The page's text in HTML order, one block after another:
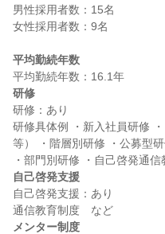
男性採用者数：15名
女性採用者数：9名
平均勤続年数
研修
研修：あり
研修具体例 ・新入社員研修
等） ・階層別研修 ・公募型
自己啓発支援
自己啓発支援：あり
メンター制度